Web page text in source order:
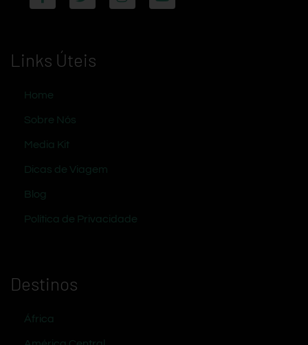
Links Úteis
Home
Sobre Nós
Media Kit
Dicas de Viagem
Blog
Política de Privacidade
Destinos
África